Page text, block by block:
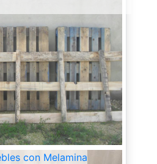
con Melamina